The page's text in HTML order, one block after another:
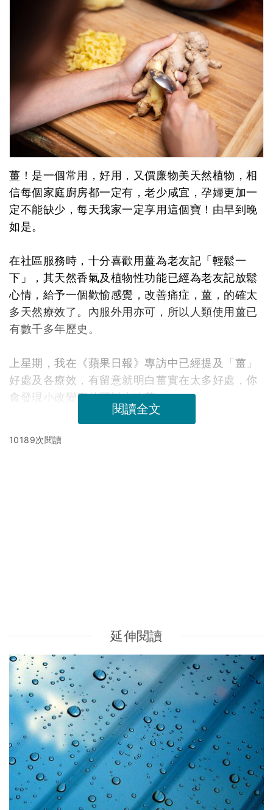
薑！是一個常用，好用，又價廉物美天然植物，相
信每個家庭廚房都一定有，老少咸宜，孕婦更加一
定不能缺少，每天我家一定享用這個寶！由早到晚
如是。
在社區服務時，十分喜歡用薑為老友記「輕鬆一
下」，其天然香氣及植物性功能已經為老友記放鬆
心情，給予一個歡愉感覺，改善痛症，薑，的確太
多天然療效了。內服外用亦可，所以人類使用薑已
有數千多年歷史。
上星期，我在《蘋果日報》專訪中已經提及「薑」
好處及各療效，有留意就明白薑實在太多好處，你
會發現小改變真的可以大改善。
閱讀全文
10189次閱讀
穀雨．二十四節氣｜擊退濕邪 7招教你袪濕又防濕
最高瀏覽 熱門搜索 編輯精選
香港牙醫學會調查揭港人境外「睇
牙」後需返港跟進 植牙最多